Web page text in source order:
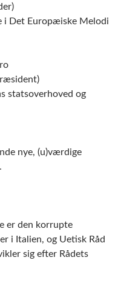
i Det Europæiske Melodi
statsoverhoved og
nye, (u)værdige
er den korrupte
i Italien, og Uetisk Råd
sig efter Rådets